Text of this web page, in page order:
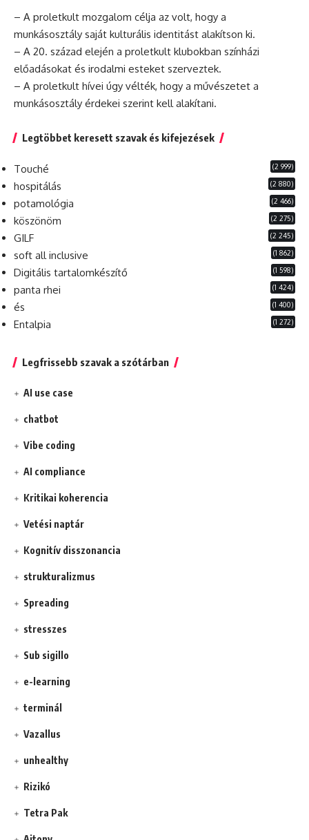
– A proletkult mozgalom célja az volt, hogy a
munkásosztály saját kulturális identitást alakítson ki.
– A 20. század elején a proletkult klubokban színházi
előadásokat és irodalmi esteket szerveztek.
– A proletkult hívei úgy vélték, hogy a művészetet a
munkásosztály érdekei szerint kell alakítani.
Legtöbbet keresett szavak és kifejezések
Touché (2 999)
hospitálás (2 880)
potamológia (2 466)
köszönöm (2 275)
GILF (2 245)
soft all inclusive (1 862)
Digitális tartalomkészítő (1 598)
panta rhei (1 424)
és (1 400)
Entalpia (1 272)
Legfrissebb szavak a szótárban
AI use case
chatbot
Vibe coding
AI compliance
Kritikai koherencia
Vetési naptár
Kognitív disszonancia
strukturalizmus
Spreading
stresszes
Sub sigillo
e-learning
terminál
Vazallus
unhealthy
Rizikó
Tetra Pak